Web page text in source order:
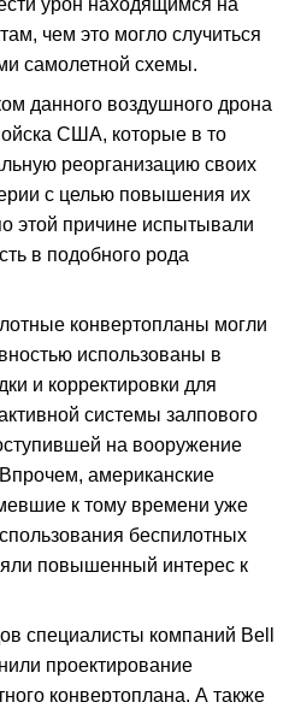
урон находящимся на
чем это могло случиться
самолетной схемы.
данного воздушного дрона
США, которые в то
реорганизацию своих
с целью повышения их
этой причине испытывали
в подобного рода
конвертопланы могли
использованы в
и корректировки для
системы залпового
на вооружение
американские
к тому времени уже
беспилотных
повышенный интерес к
специалисты компаний Bell
проектирование
конвертоплана. А также